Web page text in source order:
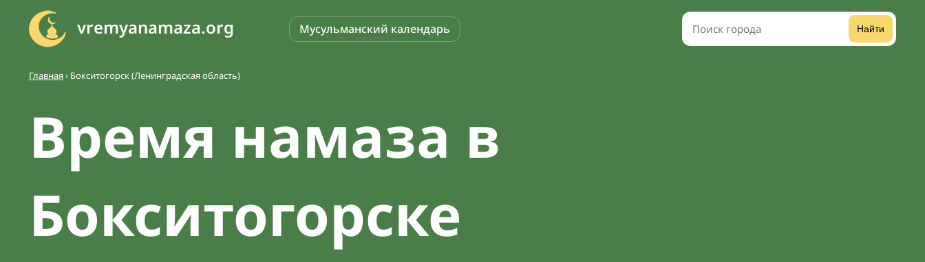
vremyanamaza.org Мусульманский календарь Найти
Главная› Бокситогорск (Ленинградская область)
Время намаза в
Бокситогорске